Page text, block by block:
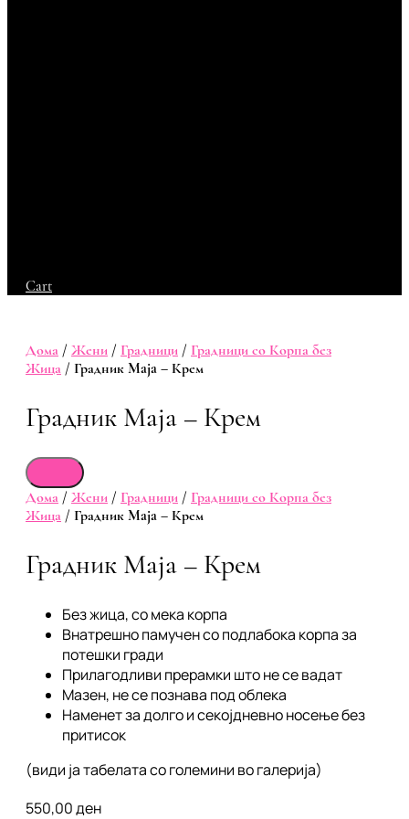
Cart
Дома / Жени / Градници / Градници со Корпа без
Жица / Градник Maja – Крем
Градник Maja – Крем
Дома / Жени / Градници / Градници со Корпа без
Жица / Градник Maja – Крем
Градник Maja – Крем
Без жица, со мека корпа
Внатрешно памучен со подлабока корпа за
потешки гради
Прилагодливи прерамки што не се вадат
Мазен, не се познава под облека
Наменет за долго и секојдневно носење без
притисок
(види ја табелата со големини во галерија)
550,00ден